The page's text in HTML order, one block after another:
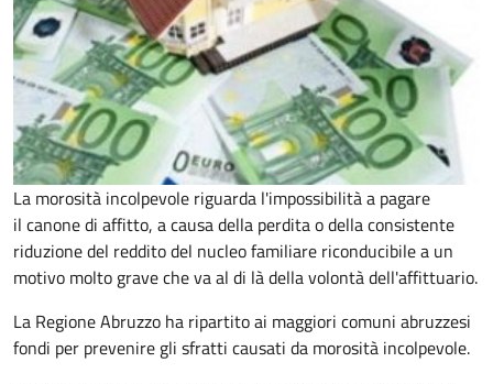
La morosità incolpevole riguarda l'impossibilità a pagare
il canone di affitto, a causa della perdita o della consistente
riduzione del reddito del nucleo familiare riconducibile a un
motivo molto grave che va al di là della volontà dell'affittuario.
La Regione Abruzzo ha ripartito ai maggiori comuni abruzzesi
fondi per prevenire gli sfratti causati da morosità incolpevole.